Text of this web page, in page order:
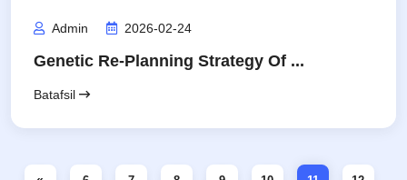
Admin 2026-02-24
Genetic Re-Planning Strategy Of ...
Batafsil